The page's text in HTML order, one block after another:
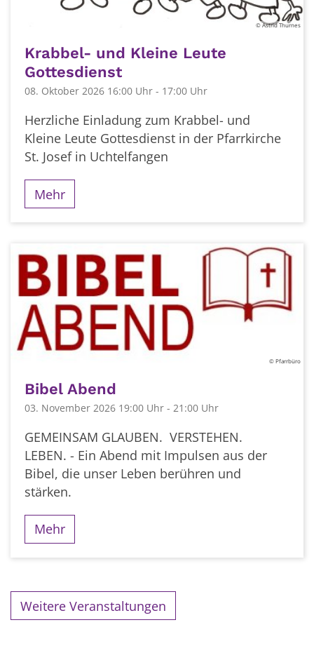
© Astrid Thurnes
Krabbel- und Kleine Leute
Gottesdienst
08. Oktober 2026 16:00 Uhr - 17:00 Uhr
Herzliche Einladung zum Krabbel- und
Kleine Leute Gottesdienst in der Pfarrkirche
St. Josef in Uchtelfangen
Mehr
© Pfarrbüro
Bibel Abend
03. November 2026 19:00 Uhr - 21:00 Uhr
GEMEINSAM GLAUBEN. VERSTEHEN.
LEBEN. - Ein Abend mit Impulsen aus der
Bibel, die unser Leben berühren und
stärken.
Mehr
Weitere Veranstaltungen